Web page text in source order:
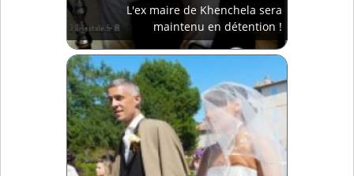
L'ex maire de Khenchela sera
maintenu en détention !